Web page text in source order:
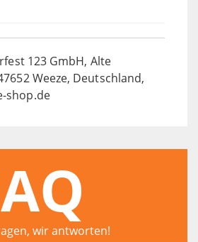
123 GmbH, Alte
Weeze, Deutschland,
shop.de
wir antworten!